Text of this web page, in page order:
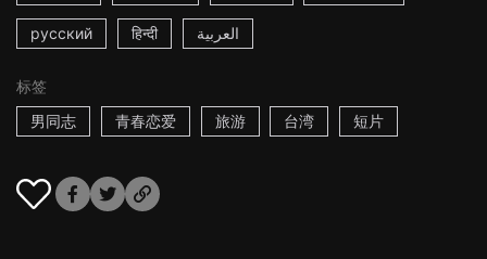
русский हिन्दी العربية
标签
男同志
青春恋爱 旅游 台湾 短片